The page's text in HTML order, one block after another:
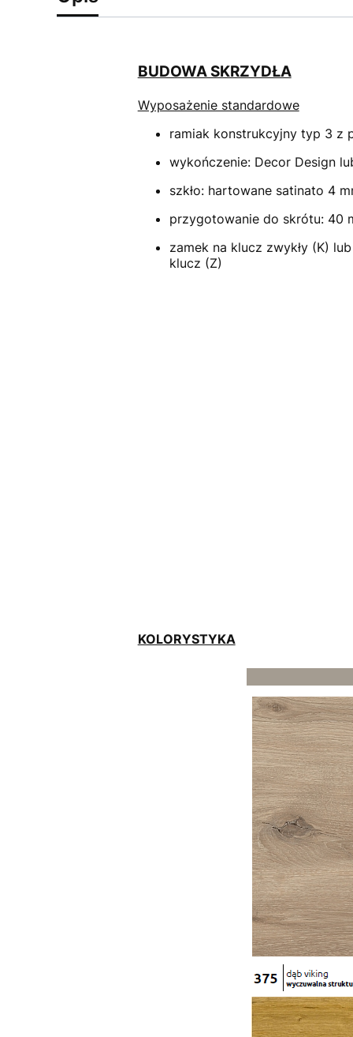
BUDOWA SKRZYDŁA
Wyposażenie standardowe
ramiak konstrukcyjny typ 3 z
wykończenie: Decor Design
szkło: hartowane satinato 4
przygotowanie do skrótu: 40
zamek na klucz zwykły (K)
klucz (Z)
KOLORYSTYKA